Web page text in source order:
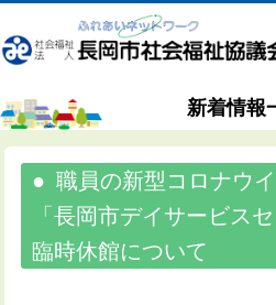
新着情報
職員の新型コロナウ
「長岡市デイサービス
臨時休館について